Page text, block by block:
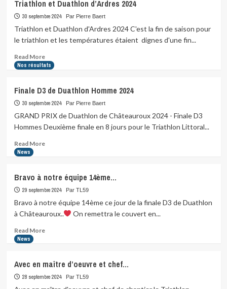
Triathlon et Duathlon d’Ardres 2024
30 septembre 2024 Par Pierre Baert
Triathlon et Duathlon d'Ardres 2024 C'est la fin de saison pour
le triathlon et les températures étaient dignes d'une fin...
Read MoreRead
more
et
Duathlon
d’Ardres
Nos résultats
Finale D3 de Duathlon Homme 2024
30 septembre 2024 Par Pierre Baert
GRAND PRIX de Duathlon de Châteauroux 2024 - Finale D3
Hommes Deuxième finale en 8 jours pour le Triathlon Littoral...
Read MoreRead
D3
de
Duathlon
2024
News
Bravo à notre équipe 14ème…
29 septembre 2024 Par TL59
Bravo à notre équipe 14ème ce jour de la finale D3 de Duathlon
à Châteauroux..
On remettra le couvert en...
Read MoreRead
à
notre
équipe
News
Avec en maître d’oeuvre et chef…
28 septembre 2024 Par TL59